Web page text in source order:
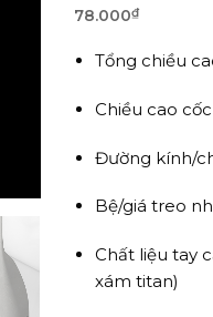
78.000₫
Tổng chiều
Chiều cao
Đường kính/
Bệ/giá treo
Chất liệu tay
xám titan)